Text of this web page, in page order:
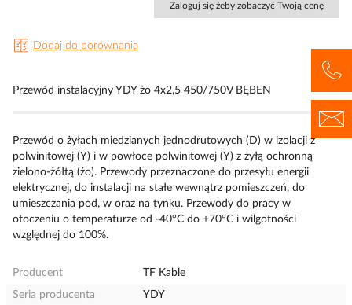
Zaloguj się żeby zobaczyć Twoją cenę
Dodaj do porównania
Przewód instalacyjny YDY żo 4x2,5 450/750V BĘBEN
Przewód o żyłach miedzianych jednodrutowych (D) w izolacji z
polwinitowej (Y) i w powłoce polwinitowej (Y) z żyłą ochronną
zielono-żółtą (żo). Przewody przeznaczone do przesyłu energii
elektrycznej, do instalacji na stałe wewnątrz pomieszczeń, do
umieszczania pod, w oraz na tynku. Przewody do pracy w
otoczeniu o temperaturze od -40°C do +70°C i wilgotności
względnej do 100%.
Producent
TF Kable
Seria producenta
YDY